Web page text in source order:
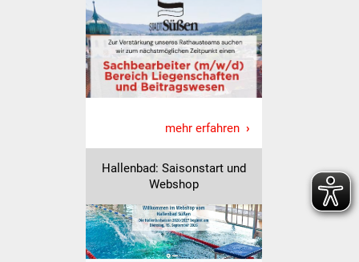
Zehntscheuer
Bürgerhaus
Selbsteintrag Vereine
Beirat Süßener Vereine
Sportanlagen
mehr erfahren
Hallenbad: Saisonstart und
Webshop